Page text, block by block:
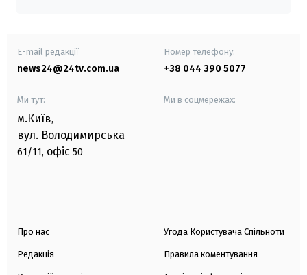
E-mail редакції
news24@24tv.com.ua
Номер телефону:
+38 044 390 5077
Ми тут:
м.Київ,
вул. Володимирська
61/11, офіс 50
Ми в соцмережах:
Про нас
Редакція
Угода Користувача Спільноти
Правила коментування